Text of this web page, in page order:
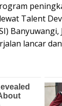
Talent
lancar